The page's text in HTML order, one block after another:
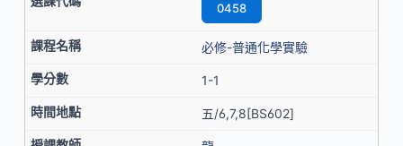
0458
必修-普通化學實驗
1-1
五/6,7,8[BS602]